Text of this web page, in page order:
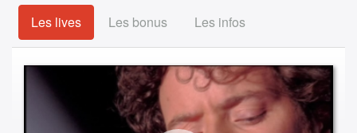
Les lives Les bonus Les infos